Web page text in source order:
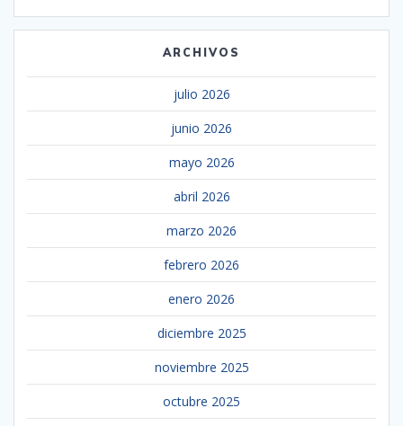
ARCHIVOS
julio 2026
junio 2026
mayo 2026
abril 2026
marzo 2026
febrero 2026
enero 2026
diciembre 2025
noviembre 2025
octubre 2025